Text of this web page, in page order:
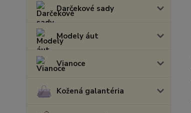
Darčekové sady
Modely áut
Vianoce
Kožená galantéria